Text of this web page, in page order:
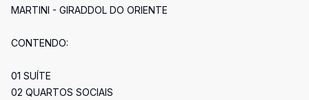
MARTINI - GIRADDOL DO ORIENTE
CONTENDO:
01 SUÍTE
02 QUARTOS SOCIAIS